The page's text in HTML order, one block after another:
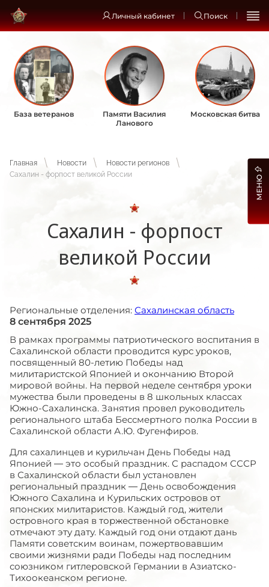
Личный кабинет Поиск
База ветеранов
Памяти Василия
Ланового
Московская битва
Главная Новости
Новости регионов
Сахалин - форпост великой России
Сахалин - форпост
великой России
Региональные отделения: Сахалинская область
8 сентября 2025
В рамках программы патриотического воспитания в
Сахалинской области проводится курс уроков,
посвященный 80-летию Победы над
милитаристской Японией и окончанию Второй
мировой войны. На первой неделе сентября уроки
мужества были проведены в 8 школьных классах
Южно-Сахалинска. Занятия провел руководитель
регионального штаба Бессмертного полка России в
Сахалинской области А.Ю. Фугенфиров.
Для сахалинцев и курильчан День Победы над
Японией — это особый праздник. С распадом СССР
в Сахалинской области был установлен
региональный праздник — День освобождения
Южного Сахалина и Курильских островов от
японских милитаристов. Каждый год, жители
островного края в торжественной обстановке
отмечают эту дату. Каждый год они отдают дань
Памяти советским воинам, пожертвовавшим
своими жизнями ради Победы над последним
союзником гитлеровской Германии в Азиатско-
Тихоокеанском регионе.
МЕНЮ